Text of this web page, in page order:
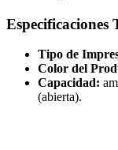
Especificaciones
Tipo de
Color del
Capacidad:
(abierta).